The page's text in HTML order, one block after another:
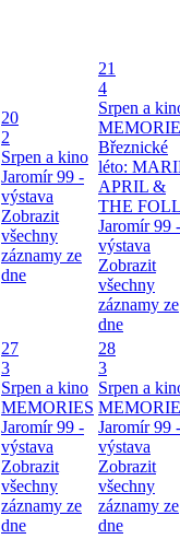
20
2
Srpen a kino
Jaromír 99 -
výstava
Zobrazit
všechny
záznamy ze
dne
21
4
Srpen a
Březnické
léto:
APRIL &
THE
Jaromír 99 -
výstava
Zobrazit
všechny
záznamy ze
dne
27
3
Srpen a kino
MEMORIES
Jaromír 99 -
výstava
Zobrazit
všechny
záznamy ze
dne
28
3
Srpen a
Jaromír 99 -
výstava
Zobrazit
všechny
záznamy ze
dne